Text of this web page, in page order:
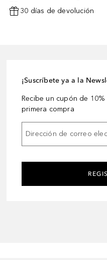
30 días de devolución
¡Suscríbete ya a la
Recibe un cupón de
primera compra
Dirección de correo